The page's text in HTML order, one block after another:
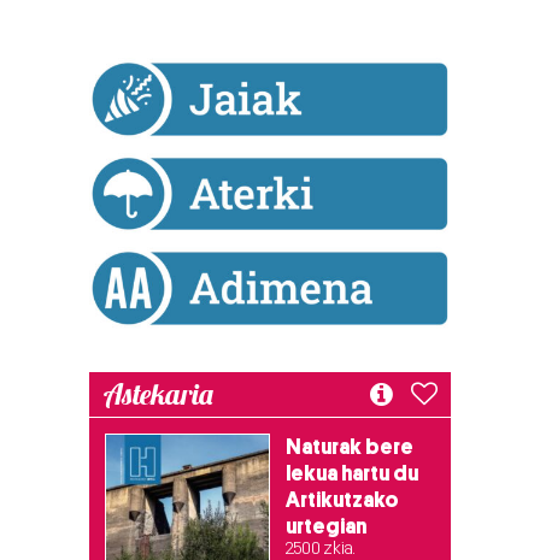
Astekaria
Naturak bere
lekua hartu du
Artikutzako
urtegian
2.500 zkia.